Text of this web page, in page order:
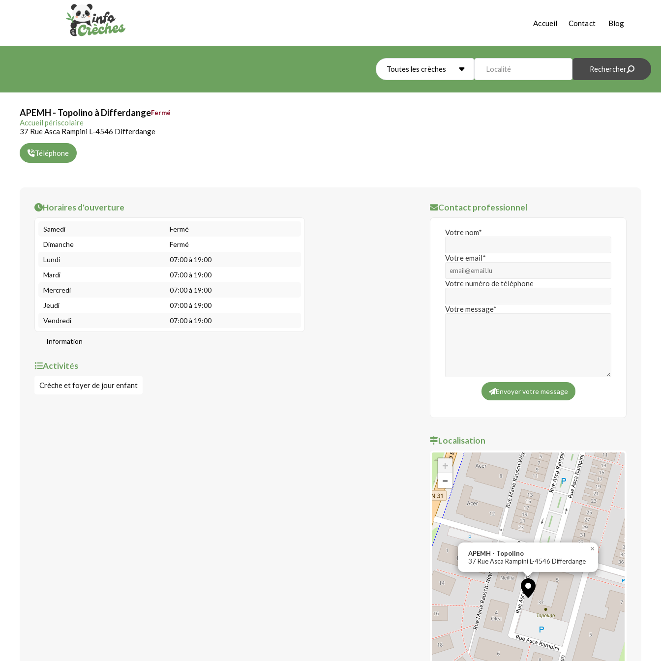
Accueil Contact Blog
Toutes les crèches Localité Rechercher
APEMH - Topolino à DifferdangeFermé
Accueil périscolaire
37 Rue Asca Rampini L-4546 Differdange
Téléphone
Horaires d'ouverture
Samedi
Fermé
Dimanche
Fermé
Lundi
07:00 à 19:00
Mardi
07:00 à 19:00
Mercredi
07:00 à 19:00
Jeudi
07:00 à 19:00
Vendredi
07:00 à 19:00
Information
Activités
Crèche et foyer de jour enfant
Contact professionnel
Votre nom*
Votre email*
Votre numéro de téléphone
Votre message*
Envoyer votre message
Localisation
APEMH - Topolino
37 Rue Asca Rampini L-4546 Differdange
×
+
−